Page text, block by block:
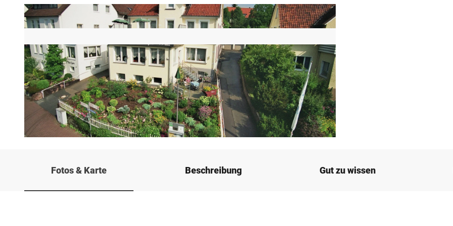
Fotos & Karte Beschreibung Gut zu wissen